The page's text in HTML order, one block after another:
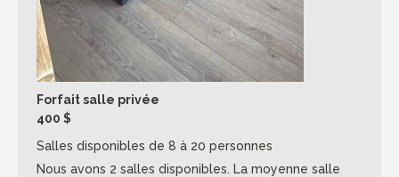
Forfait salle privée
400 $
Salles disponibles de 8 à 20 personnes
Nous avons 2 salles disponibles. La moyenne salle